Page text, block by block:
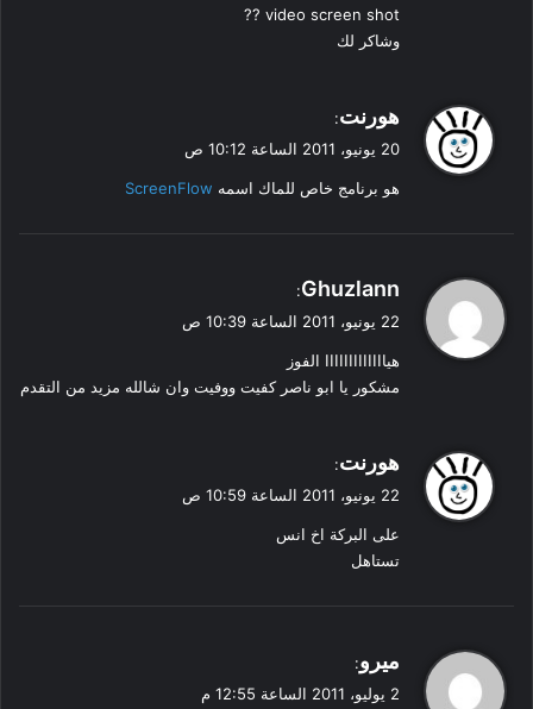
video screen shot ??
وشاكر لك
ي
ق
ل
هورنت:
20 يونيو، 2011 الساعة 10:12 ص
هو برنامج خاص للماك اسمه ScreenFlow
ي
ق
ل
Ghuzlann
:
22 يونيو، 2011 الساعة 10:39 ص
هيااااااااااااا الفوز
مشكور يا ابو ناصر كفيت ووفيت وان شالله مزيد من التقدم
ي
ق
ل
هورنت:
22 يونيو، 2011 الساعة 10:59 ص
على البركة اخ انس
تستاهل
ق
ميرو:
2 يوليو، 2011 الساعة 12:55 م